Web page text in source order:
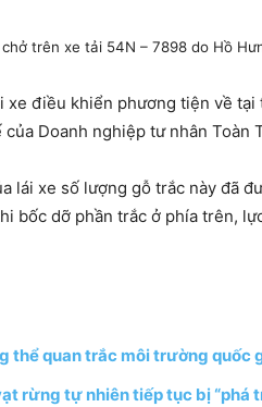
trên xe tải 54N – 7898 do Hồ
xe điều khiển phương tiện về
Doanh nghiệp tư nhân Toàn
lái xe số lượng gỗ trắc này đã
bốc dỡ phần trắc ở phía trên,
thể quan trắc môi trường quốc
rừng tự nhiên tiếp tục bị “phá